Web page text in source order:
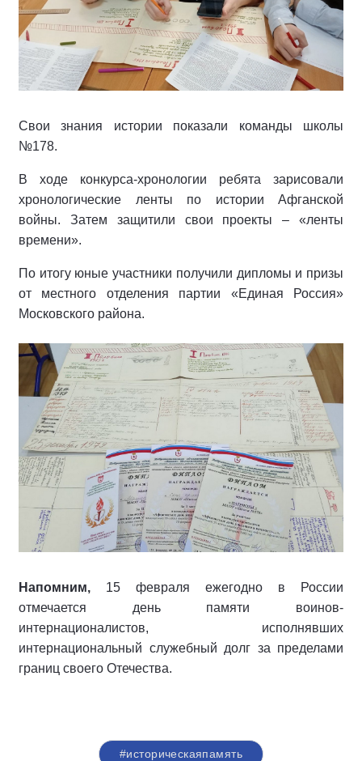
Свои знания истории показали команды школы
№178.
В ходе конкурса-хронологии ребята зарисовали
хронологические ленты по истории Афганской
войны. Затем защитили свои проекты – «ленты
времени».
По итогу юные участники получили дипломы и призы
от местного отделения партии «Единая Россия»
Московского района.
Напомним, 15 февраля ежегодно в России
отмечается день памяти воинов-
интернационалистов, исполнявших
интернациональный служебный долг за пределами
границ своего Отечества.
#историческаяпамять